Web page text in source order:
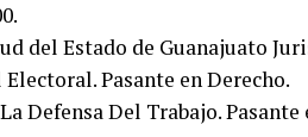
del Estado de Guanajuato
Pasante en Derecho.
Defensa Del Trabajo. Pasante